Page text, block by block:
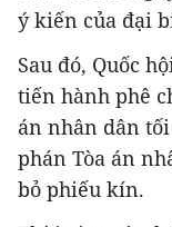
ý kiến của đại
Sau đó, Quốc
tiến hành phê
án nhân dân
phán Tòa án
bỏ phiếu kín.